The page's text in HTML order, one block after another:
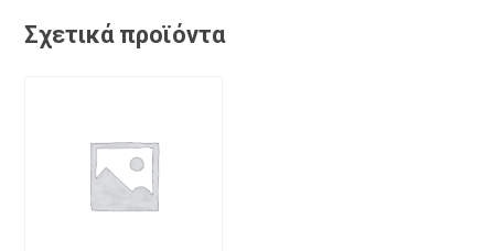
Σχετικά προϊόντα